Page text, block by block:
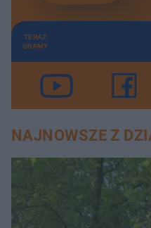
TERAZ
GRAMY
NAJNOWSZE Z